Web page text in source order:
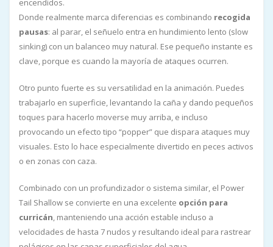
encendidos.
Donde realmente marca diferencias es combinando recogida
pausas: al parar, el señuelo entra en hundimiento lento (slow
sinking) con un balanceo muy natural. Ese pequeño instante es
clave, porque es cuando la mayoría de ataques ocurren.
Otro punto fuerte es su versatilidad en la animación. Puedes
trabajarlo en superficie, levantando la caña y dando pequeños
toques para hacerlo moverse muy arriba, e incluso
provocando un efecto tipo “popper” que dispara ataques muy
visuales. Esto lo hace especialmente divertido en peces activos
o en zonas con caza.
Combinado con un profundizador o sistema similar, el Power
Tail Shallow se convierte en una excelente opción para
curricán, manteniendo una acción estable incluso a
velocidades de hasta 7 nudos y resultando ideal para rastrear